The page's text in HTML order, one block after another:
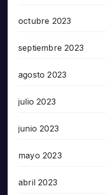
octubre 2023
septiembre 2023
agosto 2023
julio 2023
junio 2023
mayo 2023
abril 2023